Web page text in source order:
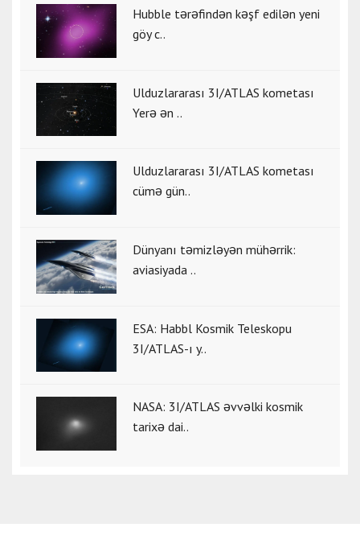
Hubble tərəfindən kəşf edilən yeni
göy c..
Ulduzlararası 3I/ATLAS kometası
Yerə ən ..
Ulduzlararası 3I/ATLAS kometası
cümə gün..
Dünyanı təmizləyən mühərrik:
aviasiyada ..
ESA: Habbl Kosmik Teleskopu
3I/ATLAS-ı y..
NASA: 3I/ATLAS əvvəlki kosmik
tarixə dai..